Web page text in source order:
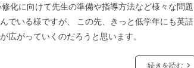
化に向けて先生の準備や指導方法など様々な問題
でいる様ですが、 この先、きっと低学年にも英語
広がっていくのだろうと思います。
続きを読む